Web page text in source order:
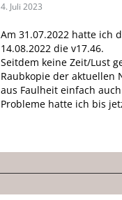
4. Juli 2023
Am 31.07.2022 hatte ich
14.08.2022 die v17.46.
Seitdem keine Zeit/Lust
Raubkopie der aktuellen
aus Faulheit einfach
Probleme hatte ich bis